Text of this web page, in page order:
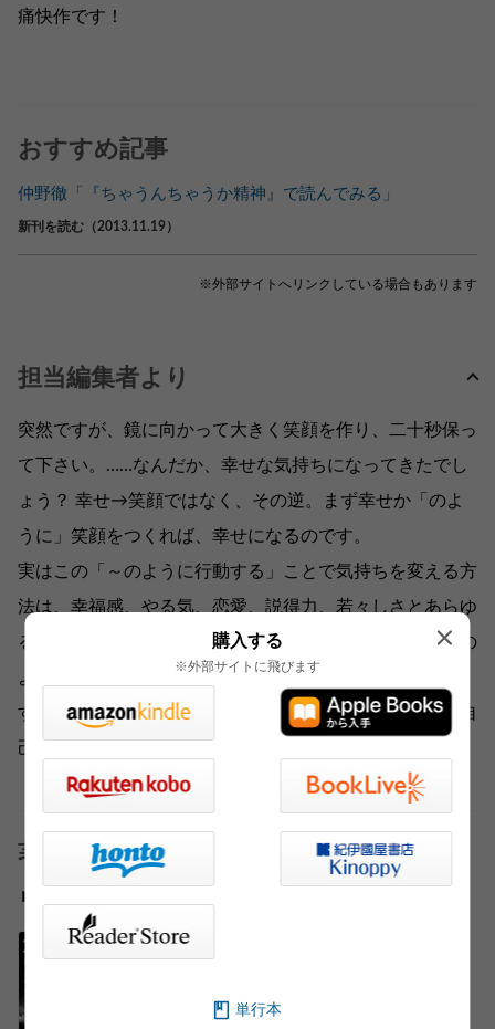
痛快作です！
おすすめ記事
仲野徹「『ちゃうんちゃうか精神』で読んでみる」
新刊を読む（2013.11.19）
※外部サイトへリンクしている場合もあります
担当編集者より
突然ですが、鏡に向かって大きく笑顔を作り、二十秒保っ
て下さい。……なんだか、幸せな気持ちになってきたでし
ょう？ 幸せ→笑顔ではなく、その逆。まず幸せか「のよ
うに」笑顔をつくれば、幸せになるのです。
実はこの「～のように行動する」ことで気持ちを変える方
法は、幸福感、やる気、恋愛、説得力、若々しさとあらゆ
る心のもちように効果満点。本書はこれを「アズイフ（の
ように）の法則」と命名し、豊富な実験結果で実証しま
す。超実践的なこの法則で読者の人生を変える、科学的自
己啓発の快著！（TN）
著者
リチャード・ワイズマン
購入する
※外部サイトに飛びます
単行本